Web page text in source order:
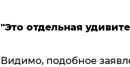
"Это отдельная
Видимо, подобное